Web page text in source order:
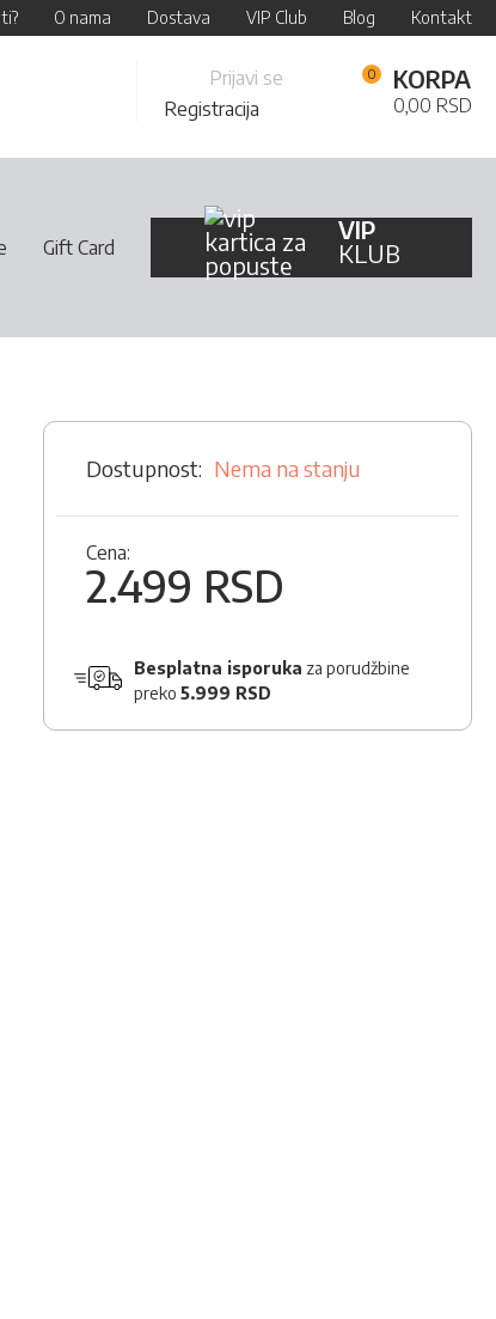
O nama Dostava VIP Club Blog Kontakt
Content
Prijavi se
Registracija
KORPA
0,00 RSD
Gift Card
VIP
KLUB
Nema na stanju
Cena:
2.499 RSD
Besplatna isporuka za porudžbine
preko 5.999 RSD